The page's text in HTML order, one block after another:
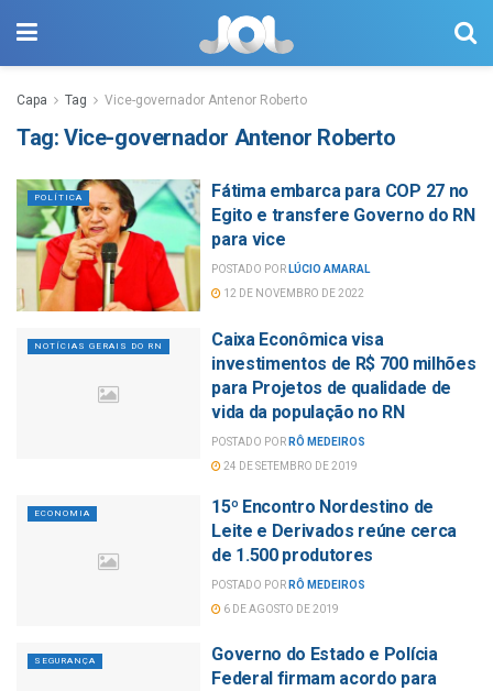
Capa Tag Vice-governador Antenor Roberto
Tag: Vice-governador Antenor Roberto
POLÍTICA
Fátima embarca para COP 27 no
Egito e transfere Governo do RN
para vice
POSTADO POR LÚCIO AMARAL
12 DE NOVEMBRO DE 2022
NOTÍCIAS GERAIS DO RN
Caixa Econômica visa
investimentos de R$ 700 milhões
para Projetos de qualidade de
vida da população no RN
POSTADO POR RÔ MEDEIROS
24 DE SETEMBRO DE 2019
ECONOMIA
15º Encontro Nordestino de
Leite e Derivados reúne cerca
de 1.500 produtores
POSTADO POR RÔ MEDEIROS
6 DE AGOSTO DE 2019
SEGURANÇA
Governo do Estado e Polícia
Federal firmam acordo para